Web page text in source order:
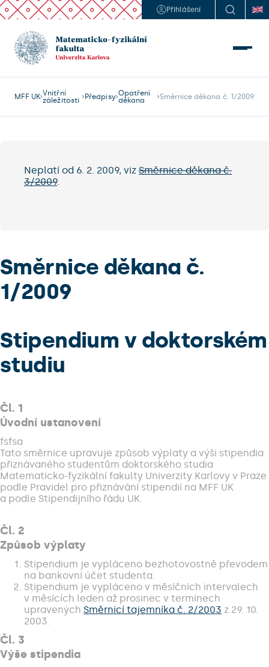
Přihlášení
MFF UK Vnitřní
záležitosti
Předpisy Opatření
děkana
Směrnice děkana č. 1/2009
Neplatí od 6. 2. 2009, viz Směrnice děkana č.
3/2009.
Směrnice děkana č.
1/2009
Stipendium v doktorském
studiu
Čl. 1
Úvodní ustanovení
fsfsa
Tato směrnice upravuje způsob výplaty a výši stipendia
přiznávaného studentům doktorského studia
Matematicko-fyzikální fakulty Univerzity Karlovy v Praze
podle Pravidel pro přiznávání stipendií na MFF UK
a podle Stipendijního řádu UK.
Čl. 2
Způsob výplaty
Stipendium je vypláceno bezhotovostně převodem
na bankovní účet studenta.
Stipendium je vypláceno v měsíčních intervalech
v měsících leden až prosinec v termínech
upravených Směrnicí tajemníka č. 2/2003 z 29. 10.
2003.
Čl. 3
Výše stipendia